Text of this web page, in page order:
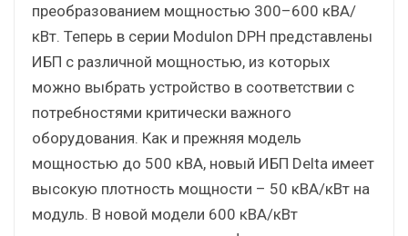
преобразованием мощностью 300–600 кВА/
кВт. Теперь в серии Modulon DPH представлены
ИБП с различной мощностью, из которых
можно выбрать устройство в соответствии с
потребностями критически важного
оборудования. Как и прежняя модель
мощностью до 500 кВА, новый ИБП Delta имеет
высокую плотность мощности – 50 кВА/кВт на
модуль. В новой модели 600 кВА/кВт